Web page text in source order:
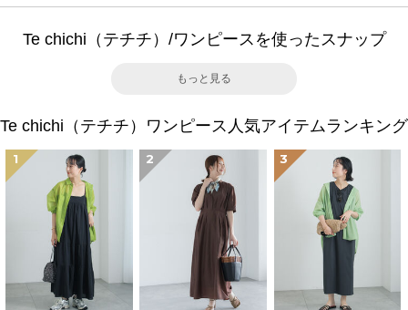
Te chichi（テチチ）/ワンピースを使ったスナップ
もっと見る
Te chichi（テチチ）ワンピース人気アイテムランキング
1 2 3